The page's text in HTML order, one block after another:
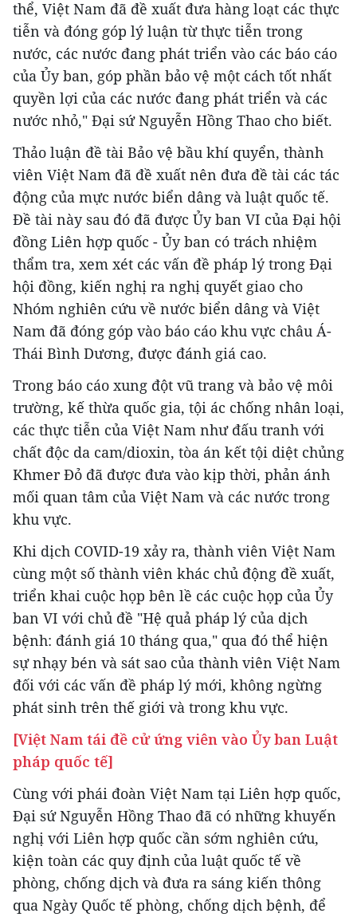
thể, Việt Nam đã đề xuất đưa hàng loạt các thực
tiễn và đóng góp lý luận từ thực tiễn trong
nước, các nước đang phát triển vào các báo cáo
của Ủy ban, góp phần bảo vệ một cách tốt nhất
quyền lợi của các nước đang phát triển và các
nước nhỏ," Đại sứ Nguyễn Hồng Thao cho biết.
Thảo luận đề tài Bảo vệ bầu khí quyển, thành
viên Việt Nam đã đề xuất nên đưa đề tài các tác
động của mực nước biển dâng và luật quốc tế.
Đề tài này sau đó đã được Ủy ban VI của Đại hội
đồng Liên hợp quốc - Ủy ban có trách nhiệm
thẩm tra, xem xét các vấn đề pháp lý trong Đại
hội đồng, kiến nghị ra nghị quyết giao cho
Nhóm nghiên cứu về nước biển dâng và Việt
Nam đã đóng góp vào báo cáo khu vực châu Á-
Thái Bình Dương, được đánh giá cao.
Trong báo cáo xung đột vũ trang và bảo vệ môi
trường, kế thừa quốc gia, tội ác chống nhân loại,
các thực tiễn của Việt Nam như đấu tranh với
chất độc da cam/dioxin, tòa án kết tội diệt chủng
Khmer Đỏ đã được đưa vào kịp thời, phản ánh
mối quan tâm của Việt Nam và các nước trong
khu vực.
Khi dịch COVID-19 xảy ra, thành viên Việt Nam
cùng một số thành viên khác chủ động đề xuất,
triển khai cuộc họp bên lề các cuộc họp của Ủy
ban VI với chủ đề "Hệ quả pháp lý của dịch
bệnh: đánh giá 10 tháng qua," qua đó thể hiện
sự nhạy bén và sát sao của thành viên Việt Nam
đối với các vấn đề pháp lý mới, không ngừng
phát sinh trên thế giới và trong khu vực.
[Việt Nam tái đề cử ứng viên vào Ủy ban Luật
pháp quốc tế]
Cùng với phái đoàn Việt Nam tại Liên hợp quốc,
Đại sứ Nguyễn Hồng Thao đã có những khuyến
nghị với Liên hợp quốc cần sớm nghiên cứu,
kiện toàn các quy định của luật quốc tế về
phòng, chống dịch và đưa ra sáng kiến thông
qua Ngày Quốc tế phòng, chống dịch bệnh, để